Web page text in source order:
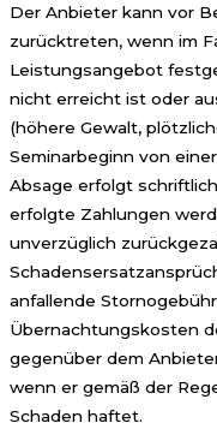
Der Anbieter kann vor
zurücktreten, wenn im
Leistungsangebot
nicht erreicht ist oder
(höhere Gewalt,
Seminarbeginn von
Absage erfolgt
erfolgte Zahlungen
unverzüglich
anfallende
Übernachtungskosten
gegenüber dem
wenn er gemäß der
Schaden haftet.